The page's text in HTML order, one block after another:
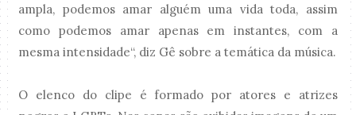
ampla, podemos amar alguém uma vida toda, assim
como podemos amar apenas em instantes, com a
mesma intensidade“, diz Gê sobre a temática da música.
O elenco do clipe é formado por atores e atrizes